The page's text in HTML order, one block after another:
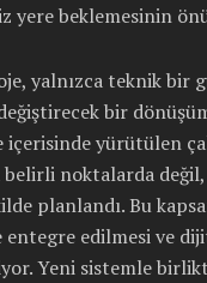
yere beklemesinin
yalnızca teknik bir
bir
yürütülen
noktalarda
planlandı. Bu
entegre edilmesi ve
Yeni sistemle